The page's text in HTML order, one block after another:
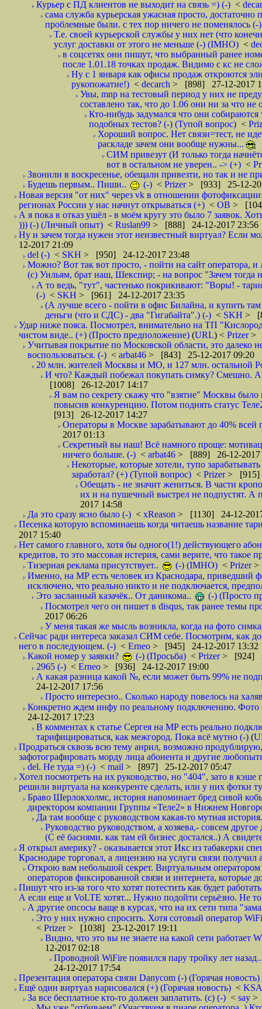
Курьер с ПД клиентов не выходит на связь =) (-) <
сама служба курьерская ужасная просто,
проблемные были. с тех пор ничего не поменялось (-)
Т.е. своей курьерской службы у них нет (что
услуг доставки от этого не меньше (-) (IMHO) <
в соцсетях они пишут, что выбранный ранее
после 1.01.18 точках продаж. Видимо с кс не
Ну с 1 января как офисы продаж откроются
рукопожатие!) < decarch > [898] 27-12-2017
Увы, mnp на тестовый период у них не
составлено так, что до 1.06 они ни за что не
Кто-нибудь задумался что они
подобных тестов? (-) (Тупой вопрос) <
Хороший вопрос. Нет связи=тест, не
раскладе зачем они вообще нужны...
СИМ привезут (И только тогда
вот в остальном не уверен.. -> (+) <
Звонили в воскресенье, обещали привезти, но так и не
Будешь первым.. Пиши..
(-) < Prizer> [933] 25-12-
Новая версия "от них" через vk в отношении
регионах России у нас начнут открываться (+) < ОВ >
А я пока в отказ ушёл - в моём кругу это было 7 заявок.
))) (-) (Личный опыт) < Ruslan99 > [888] 24-12-2017 23:56
Ну и зачем тогда нужен этот неизвестный виртуал? Если
12-2017 21:09
del (-) < SKH > [950] 24-12-2017 23:48
Можно? Вот так вот просто, - пойти на сайт оператора,
(с) Уильям, брат наш, Шекспир; - на вопрос "Зачем тогда
А то ведь, "тут", частенько покрикивают: "Воры! -
(-) < SKH > [961] 24-12-2017 23:35
(А лучше всего - пойти в офис Билайна, и купить
деньги (что и СДС) - два "Гигабайта".) (-) < SKH >
Удар ниже пояса. Посмотрел, внимательно на ТП
чистом виде.. (+) (Просто предположение) (URL) < Prizer>
Учитывая покрытие по Московской области, это далеко
воспользоваться. (-) < arbat46 > [843] 25-12-2017 09:20
20 млн. жителей Москвы и МО, и 127 млн. остальной
И что? Каждый побежал покупать симку? Смешно. А
[1008] 26-12-2017 14:17
Я вам по секрету скажу что "взятие" Москвы
повысив конкуренцию. Потом поднять статус
[913] 26-12-2017 14:27
Операторы в Москве зарабатывают до 40% всей
2017 01:13
Секретный вы наш! Всё намного проще:
ничего больше. (-) < arbat46 > [889] 26-12-2017
Некоторые, которые хотели, тупо
заработал? (+) (Тупой вопрос) < Prizer> [915]
Обещать - не значит жениться. В части
их и на пушечный выстрел не подпустят. А
2017 14:58
Да это сразу ясно было (-) < xReason > [1130] 24-12-
Песенка которую вспоминаешь когда читаешь название
2017 15:40
Нет самого главного, хотя бы одного(1!) действующего
кредитов, то это массовая истерия, сами верите, что такое
Тизерная реклама присутствует..
(-) (IMHO) < Prizer>
Именно, на МР есть человек из Краснодара, приведший
исключено, что реально никто и не подключается,
Это засланный казачёк.. От даникома..
(-) (Просто
Посмотрел чего он пишет в disqus, так ранее темы
2017 06:26
У меня такая же мысль возникла, когда на фото
Сейчас ради интереса заказал СИМ себе. Посмотрим, как
него в последующем. (-) < Erneo > [945] 24-12-2017 13:32
Какой номер у заявки?
(-) (Просьба) < Prizer> [924]
2965 (-) < Erneo > [936] 24-12-2017 19:00
А какая разница какой №, если может быть 99% не
24-12-2017 17:56
Просто интересно.. Сколько народу повелось на
Конкретно ждем инфу по реальному подключению. Фото
24-12-2017 17:23
В комментах к статье Сергея на МР есть реально
тарифицироваться, как межгород. Пока всё мутно (-) (
Продраться сквозь всю тему анрил, возможно
зафотографировать морду лица абонента и другие
del. Не туда =) (-) < mail > [897] 25-12-2017 05:47
Хотел посмотреть на их руководство, но "404", зато в
решили виртуала на конкуренте сделать, или у них фотки
Браво Шерлокхолмс, история напоминает бред сивой
директором компании Группы «Теле2» в Нижнем
Да там вообще с руководством какая-то мутная
Руководство руководством, а хозяева,- совсем
(С её баснями. как там ей бизнес достался..) А
Я открыл америку? - оказывается этот Икс из табакерки
Краснодаре торговал, а лицензию на услуги связи получил
Открою вам небольшой секрет. Виртуальным оператором
операторов фиксированной связи и интернета, которые
Пишут что из-за того что хотят потестить как будет
А если еще и VoLTE хотят... Нужно подойти серьёзно. Не
А другие опсосы ваще в курсах, что на их сети типа
Это у них нужно спросить. Хотя сотовый оператор
< Prizer> [1038] 23-12-2017 19:11
Видно, что это вы не знаете на какой сети
12-2017 02:18
Проводной WiFire появился пару тройку лет
24-12-2017 17:54
Презентация оператора связи Danycom (-) (Горячая новость)
Ещё один виртуал нарисовался (+) (Горячая новость) <
За все бесплатное кто-то должен заплатить. (с) (-) < say >